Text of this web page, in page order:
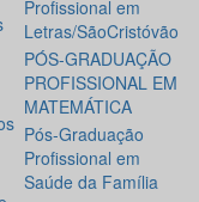
Profissional em
Letras/SãoCristóvão
PÓS-GRADUAÇÃO
PROFISSIONAL EM
MATEMÁTICA
Pós-Graduação
Profissional em
Saúde da Família